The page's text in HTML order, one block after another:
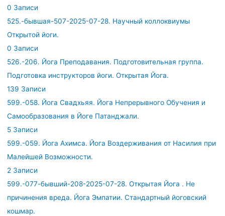
0 Записи
525.-бывшая-507-2025-07-28. Научный коллоквиумы
Открытой йоги.
0 Записи
526.-206. Йога Преподавания. Подготовительная группа.
Подготовка инструкторов йоги. Открытая Йога.
139 Записи
599.-058. Йога Свадхьяя. Йога Непрерывного Обучения и
Самообразования в Йоге Патанджали.
5 Записи
599.-059. Йога Ахимса. Йога Воздерживания от Насилия при
Малейшей Возможности.
2 Записи
599.-077-бывший-208-2025-07-28. Открытая Йога . Не
причинения вреда. Йога Эмпатии. Стандартный йоговский
кошмар.